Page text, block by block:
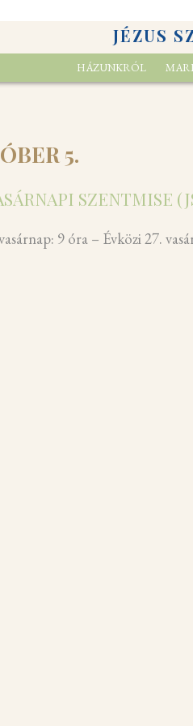
JÉZUS
HÁZUNKRÓL
5.
SZENTMISE
9 óra – Évközi 27.